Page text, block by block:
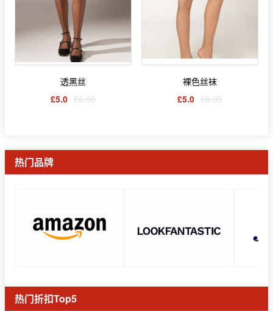
透黑丝
£5.0 £6.99
裸色丝袜
£5.0 £6.99
热门品牌
热门折扣Top5